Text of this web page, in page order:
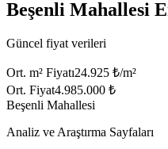
Beşenli Mahallesi
Güncel fiyat verileri
Ort. m² Fiyatı24.925 ₺/m²
Ort. Fiyat4.985.000 ₺
Beşenli Mahallesi
Analiz ve Araştırma Sayfaları